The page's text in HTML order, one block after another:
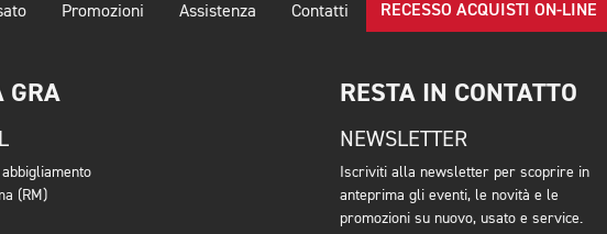
Promozioni Assistenza Contatti RECESSO ACQUISTI ON-LINE
GRA
(RM)
RESTA IN CONTATTO
NEWSLETTER
Iscriviti alla newsletter per scoprire in
anteprima gli eventi, le novità e le
promozioni su nuovo, usato e service.